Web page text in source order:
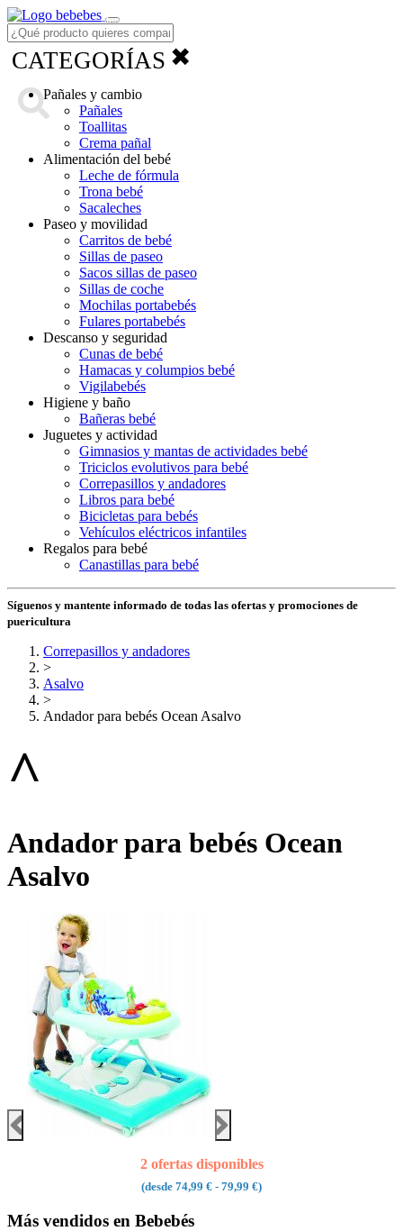
Menú
CATEGORÍAS ✖
Pañales y cambio
Pañales
Toallitas
Crema pañal
Alimentación del bebé
Leche de fórmula
Trona bebé
Sacaleches
Paseo y movilidad
Carritos de bebé
Sillas de paseo
Sacos sillas de paseo
Sillas de coche
Mochilas portabebés
Fulares portabebés
Descanso y seguridad
Cunas de bebé
Hamacas y columpios bebé
Vigilabebés
Higiene y baño
Bañeras bebé
Juguetes y actividad
Gimnasios y mantas de actividades bebé
Triciclos evolutivos para bebé
Correpasillos y andadores
Libros para bebé
Bicicletas para bebés
Vehículos eléctricos infantiles
Regalos para bebé
Canastillas para bebé
Síguenos y mantente informado de todas las ofertas y promociones de
puericultura
Correpasillos y andadores
>
Asalvo
>
Andador para bebés Ocean Asalvo
^
Andador para bebés Ocean
Asalvo
2 ofertas disponibles
(desde 74,99 € - 79,99 €)
Más vendidos en Bebebés